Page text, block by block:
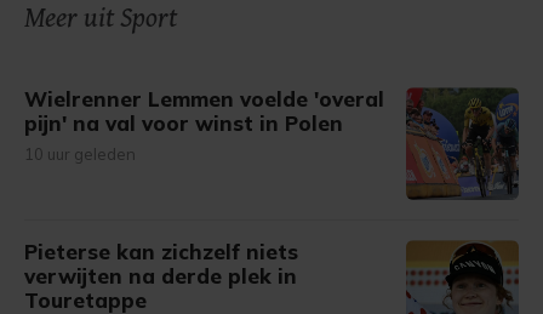
Meer uit Sport
Wielrenner Lemmen voelde 'overal
pijn' na val voor winst in Polen
10 uur geleden
Pieterse kan zichzelf niets
verwijten na derde plek in
Touretappe